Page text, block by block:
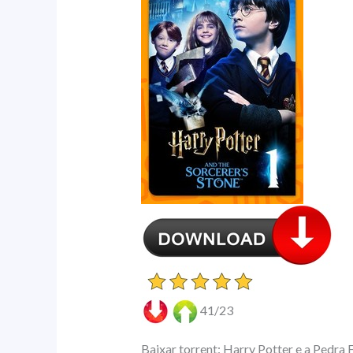
41/23
Baixar torrent: Harry Potter e a Pedra